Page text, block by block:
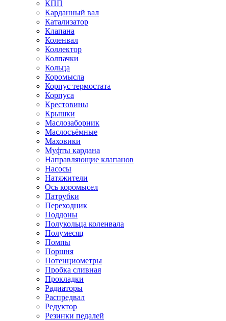
КПП
Карданный вал
Катализатор
Клапана
Коленвал
Коллектор
Колпачки
Кольца
Коромысла
Корпус термостата
Корпуса
Крестовины
Крышки
Маслозаборник
Маслосъёмные
Маховики
Муфты кардана
Направляющие клапанов
Насосы
Натяжители
Ось коромысел
Патрубки
Переходник
Поддоны
Полукольца коленвала
Полумесяц
Помпы
Поршня
Потенциометры
Пробка сливная
Прокладки
Радиаторы
Распредвал
Редуктор
Резинки педалей